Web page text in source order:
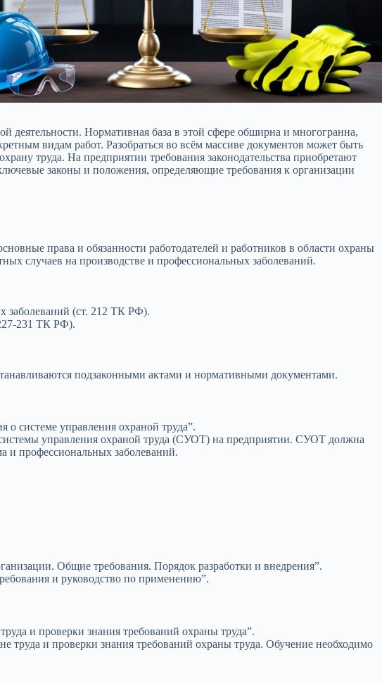
деятельности. Нормативная база в этой сфере обширна и многогранна,
видам работ. Разобраться во всём массиве документов может быть
труда. На предприятии требования законодательства приобретают
законы и положения, определяющие требования к организации
права и обязанности работодателей и работников в области охраны
случаев на производстве и профессиональных заболеваний.
заболеваний (ст. 212 ТК РФ).
231 ТК РФ).
подзаконными актами и нормативными документами.
системе управления охраной труда”.
управления охраной труда (СУОТ) на предприятии. СУОТ должна
и профессиональных заболеваний.
Общие требования. Порядок разработки и внедрения”.
и руководство по применению”.
и проверки знания требований охраны труда”.
труда и проверки знания требований охраны труда. Обучение необходимо